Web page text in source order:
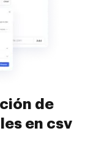
de
en csv